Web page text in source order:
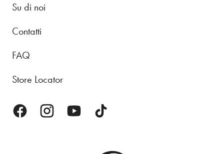
Su di noi
Contatti
FAQ
Store Locator